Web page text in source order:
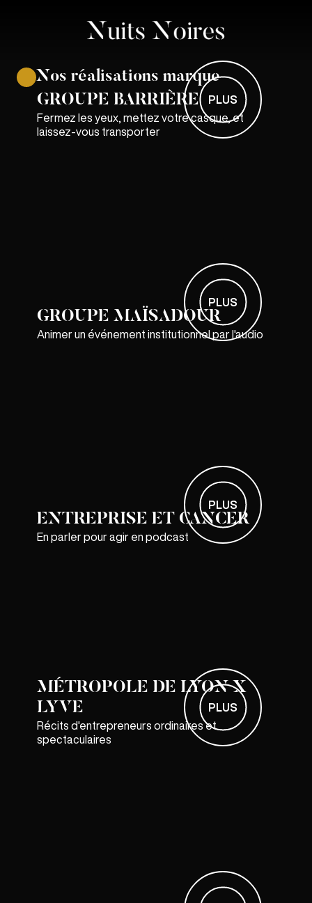
Nos réalisations marque
GROUPE BARRIÈRE
Fermez les yeux, mettez votre casque, et
laissez-vous transporter
PLUS
GROUPE MAÏSADOUR
Animer un événement institutionnel par l'audio
PLUS
ENTREPRISE ET CANCER
En parler pour agir en podcast
PLUS
MÉTROPOLE DE LYON X
LYVE
Récits d'entrepreneurs ordinaires et
spectaculaires
PLUS